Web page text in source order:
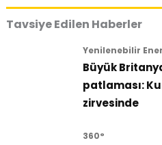
Tavsiye Edilen Haberler
Yenilenebilir
Büyük
patlaması:
zirvesinde
360°